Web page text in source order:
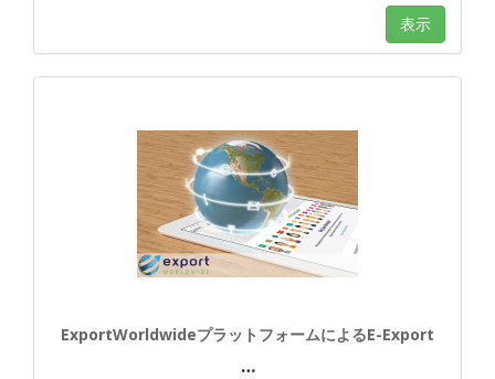
表示
ExportWorldwideプラットフォームによるE-Export
…